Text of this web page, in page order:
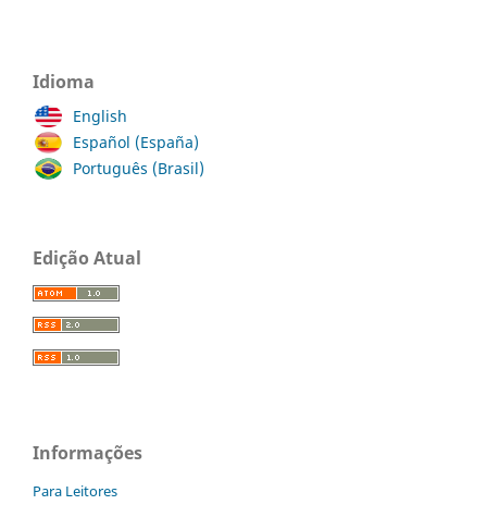
Idioma
English
Español (España)
Português (Brasil)
Edição Atual
Informações
Para Leitores